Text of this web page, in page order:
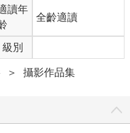
便隨時與攝影組行動，我還
參與整個製作過程。
實與戲劇
訝地發現許多劇組成員來自
敏銳和專業。劇場與電影在
解和對故事的感受上，卻有
讀年
全齡適讀
級別
＞ 攝影作品集